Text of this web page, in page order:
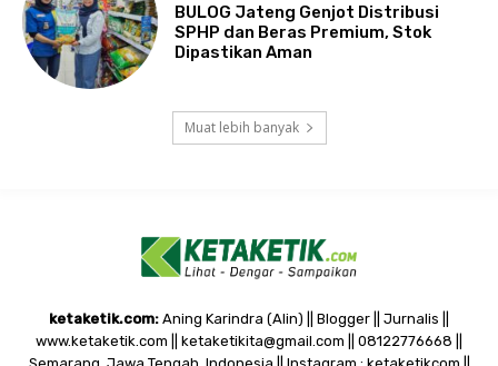
BULOG Jateng Genjot Distribusi
SPHP dan Beras Premium, Stok
Dipastikan Aman
Muat lebih banyak
ketaketik.com: Aning Karindra (Alin) || Blogger || Jurnalis ||
www.ketaketik.com || ketaketikita@gmail.com || 08122776668 ||